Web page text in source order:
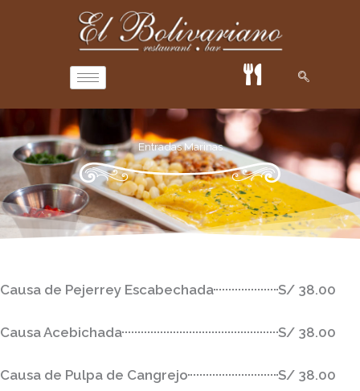
Entradas Marinas
Causa de Pejerrey Escabechada S/ 38.00
Causa Acebichada S/ 38.00
Causa de Pulpa de Cangrejo S/ 38.00